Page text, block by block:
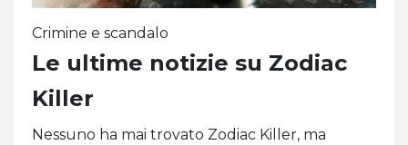
Crimine e scandalo
Le ultime notizie su Zodiac
Killer
Nessuno ha mai trovato Zodiac Killer, ma